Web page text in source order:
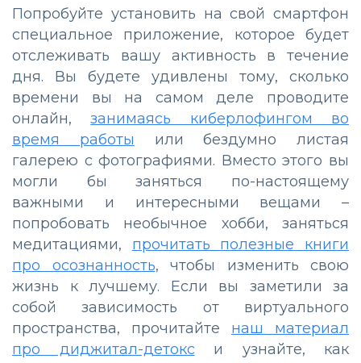
Попробуйте установить на свой смартфон
специальное приложение, которое будет
отслеживать вашу активность в течение
дня. Вы будете удивлены тому, сколько
времени вы на самом деле проводите
онлайн,занимаясь киберлофингом во
время работы или бездумно листая
галерею с фотографиями. Вместо этого вы
могли бы заняться по-настоящему
важными и интересными вещами –
попробовать необычное хобби, заняться
медитациями, прочитать полезные книги
про осознанность, чтобы изменить свою
жизнь к лучшему. Если вы заметили за
собой зависимость от виртуального
пространства, прочитайте наш материал
про диджитал-детокс и узнайте, как